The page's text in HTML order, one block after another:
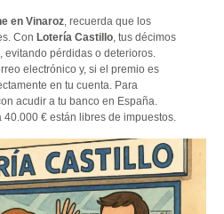
en Vinaroz, recuerda que los
Con Lotería Castillo, tus décimos
pérdidas o deterioros.
electrónico y, si el premio es
en tu cuenta. Para
acudir a tu banco en España.
€ están libres de impuestos.